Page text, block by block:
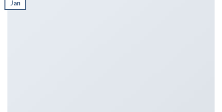
Jan